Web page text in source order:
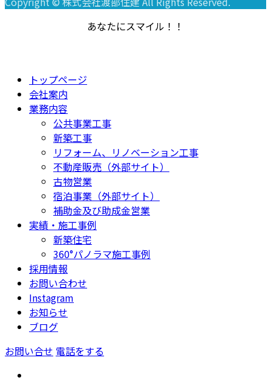
あなたにスマイル！！
トップページ
会社案内
業務内容
公共事業工事
新築工事
リフォーム、リノベーション工事
不動産販売（外部サイト）
古物営業
宿泊事業（外部サイト）
補助金及び助成金営業
実績・施工事例
新築住宅
360°パノラマ施工事例
採用情報
お問い合わせ
Instagram
お知らせ
ブログ
お問い合せ 電話をする